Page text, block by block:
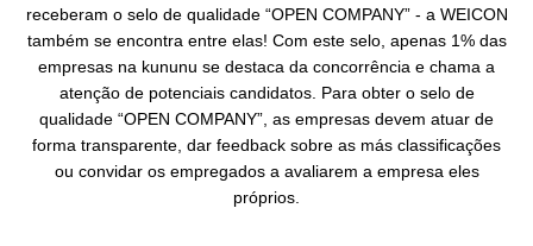
receberam o selo de qualidade “OPEN COMPANY” - a WEICON
também se encontra entre elas! Com este selo, apenas 1% das
empresas na kununu se destaca da concorrência e chama a
atenção de potenciais candidatos. Para obter o selo de
qualidade “OPEN COMPANY”, as empresas devem atuar de
forma transparente, dar feedback sobre as más classificações
ou convidar os empregados a avaliarem a empresa eles
próprios.